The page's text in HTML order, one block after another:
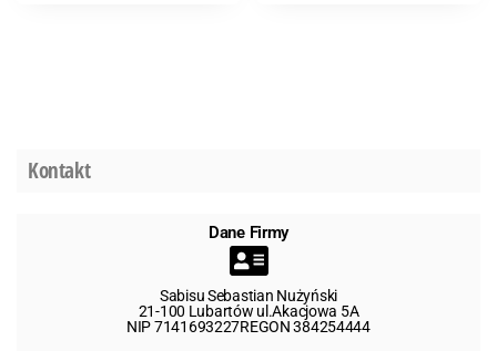
Kontakt
Dane Firmy
Sabisu Sebastian Nużyński
21-100 Lubartów ul.Akacjowa 5A
NIP 7141693227REGON 384254444